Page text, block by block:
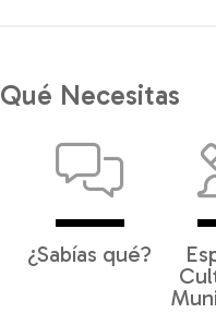
Qué Necesitas
¿Sabías qué?